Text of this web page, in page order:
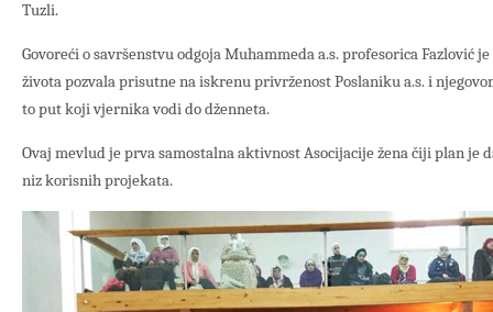
Tuzli.
Govoreći o savršenstvu odgoja Muhammeda a.s. profesorica Fazlović
života pozvala prisutne na iskrenu privrženost Poslaniku a.s. i
to put koji vjernika vodi do dženneta.
Ovaj mevlud je prva samostalna aktivnost Asocijacije žena čiji plan je
niz korisnih projekata.